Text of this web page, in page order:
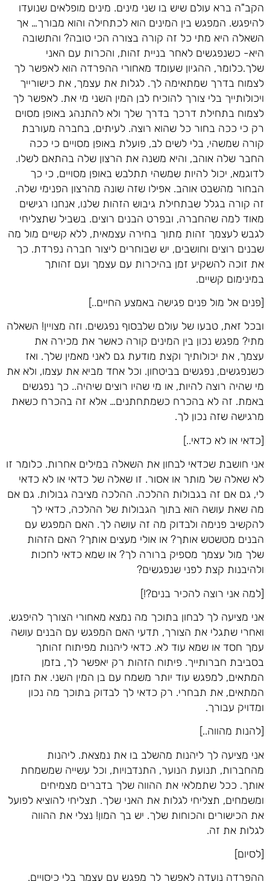
הקב"ה ברא עולם שיש בו שני מינים. מינים מופלאים שנועדו
להיפגש. המפגש בין המינים הוא לכתחילה והוא מבורך… אך
השאלה היא מתי כל זה קורה בצורה הכי טובה? והתשובה
היא- כשנפגשים לאחר בניית זהות, והכרות עם האני
שלך.כלומר, ההגיון שעומד מאחורי ההפרדה הוא לאפשר לך
לצמוח בדרך שמתאימה לך. לגלות את עצמך, את כישורייך
ויכולותייך בלי צורך להוכיח לבן המין השני מי את. לאפשר לך
לצמוח בתחילת דרכך בדרך שלך ולא להתנהג באופן מסוים
רק כי ככה בחור כל שהוא רוצה. לעיתים, בחברה מעורבת
קורה שמשהי, בלי לשים לב, פועלת באופן מסויים כי ככה
החבר שלה אוהב, והיא משנה את הרצון שלה בהתאם לשלו.
לדוגמא, יכול להיות שמשהי תתלבש באופן מסויים, כי כך
הבחור מהשבט אוהב. אפילו שזה שונה מהרצון הפנימי שלה.
זה קורה בגלל שבתחילת גיבוש הזהות שלנו, אנחנו רגישים
מאוד למה שהחברה, ובפרט הבנים רוצים. בשביל שתצליחי
לגבש לעצמך זהות מתוך בחירה עצמאית, ללא קשיים מול מה
שבנים רוצים וחושבים, יש שבוחרים ליצור חברה נפרדת. כך
את זוכה להשקיע זמן בהיכרות עם עצמך ועם זהותך
במינימום קשיים.
[פנים אל מול פנים פגישה באמצע החיים..]
ובכל זאת, טבעו של עולם שלבסוף נפגשים. וזה מצויין! השאלה
מתי? מפגש נכון בין המינים קורה כאשר את מכירה את
עצמך, את יכולותיך וקצת מודעת גם לאני מאמין שלך. ואז
כשנפגשים, נפגשים בביטחון. וכל אחד מביא את עצמו, ולא את
מי שהיה רוצה להיות, או מי שהיו רוצים שיהיה.. כך נפגשים
באמת. זה לא בהכרח כשמתחתנים… אלא זה בהכרח כשאת
מרגישה שזה נכון לך.
[כדאי או לא כדאי..]
אני חושבת שכדאי לבחון את השאלה במילים אחרות. כלומר זו
לא שאלה של מותר או אסור. זו שאלה של כדאי או לא כדאי
לי, גם אם זה בגבולות ההלכה. ההלכה מציבה גבולות. גם אם
מה שאת עושה הוא בתוך הגבולות של ההלכה, כדאי לך
להקשיב פנימה ולבדוק מה זה עושה לך. האם המפגש עם
הבנים מטשטש אותך? או אולי מעצים אותך? האם הזהות
שלך מול עצמך מספיק ברורה לך? או שמא כדאי לחכות
ולהיבנות קצת לפני שנפגשים?
[למה אני רוצה להכיר בנים?!]
אני מציעה לך לבחון בתוכך מה נמצא מאחורי הצורך להיפגש.
ואחרי שתגלי את הצורך, תדעי האם המפגש עם הבנים עושה
עמך חסד או שמא עוד לא. כדאי ליהנות מפיתוח זהותך
בסביבת חברותייך. פיתוח הזהות רק יאפשר לך, בזמן
המתאים, למפגש עוד יותר משמח עם בן המין השני. את הזמן
המתאים, את תבחרי. רק כדאי לך לבדוק בתוכך מה נכון
ומדויק עבורך.
[להנות מהווה..]
אני מציעה לך ליהנות מהשלב בו את נמצאת. ליהנות
מהחברות, תנועת הנוער, התנדבויות, וכל עשייה שמשמחת
אותך. ככל שתמלאי את ההווה שלך בדברים מצמיחים
ומשמחים, תצליחי לגלות את האני שלך. תצליחי להוציא לפועל
את הכישורים והכוחות שלך. יש בך המון! נצלי את ההווה
לגלות את זה.
[לסיום]
ההפרדה נועדה לאפשר לך מפגש עם עצמך בלי כיסויים.